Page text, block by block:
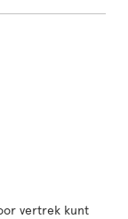
vertrek kunt